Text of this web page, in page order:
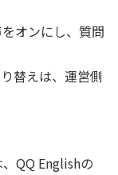
オンにし、質問
替えは、運営側
QQ Englishの